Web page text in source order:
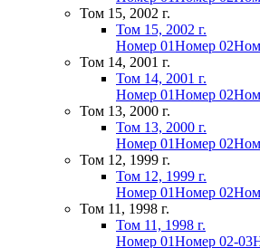
Том 15, 2002 г.
Том 15, 2002 г.
Номер 01Номер 02
Том 14, 2001 г.
Том 14, 2001 г.
Номер 01Номер 02
Том 13, 2000 г.
Том 13, 2000 г.
Номер 01Номер 02
Том 12, 1999 г.
Том 12, 1999 г.
Номер 01Номер 02
Том 11, 1998 г.
Том 11, 1998 г.
Номер 01Номер 02-03